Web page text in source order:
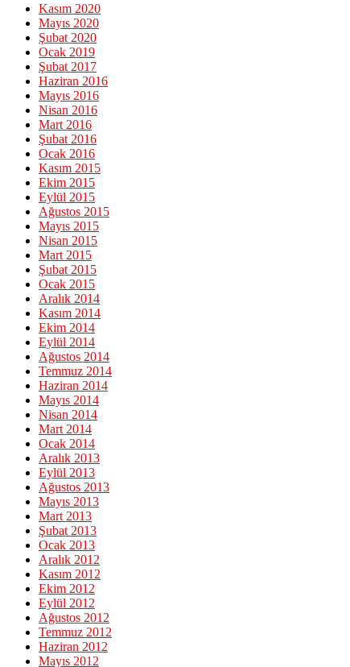
Kasım 2020
Mayıs 2020
Şubat 2020
Ocak 2019
Şubat 2017
Haziran 2016
Mayıs 2016
Nisan 2016
Mart 2016
Şubat 2016
Ocak 2016
Kasım 2015
Ekim 2015
Eylül 2015
Ağustos 2015
Mayıs 2015
Nisan 2015
Mart 2015
Şubat 2015
Ocak 2015
Aralık 2014
Kasım 2014
Ekim 2014
Eylül 2014
Ağustos 2014
Temmuz 2014
Haziran 2014
Mayıs 2014
Nisan 2014
Mart 2014
Ocak 2014
Aralık 2013
Eylül 2013
Ağustos 2013
Mayıs 2013
Mart 2013
Şubat 2013
Ocak 2013
Aralık 2012
Kasım 2012
Ekim 2012
Eylül 2012
Ağustos 2012
Temmuz 2012
Haziran 2012
Mayıs 2012